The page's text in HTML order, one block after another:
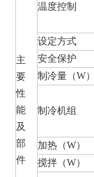
主
要
性
能
及
部
件
温度控制
设定方式
安全保护
制冷量（W
制冷机组
加热（W）
搅拌（W）